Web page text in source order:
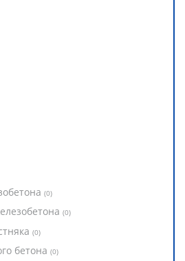
(0)
(0)
(0)
бетона (0)